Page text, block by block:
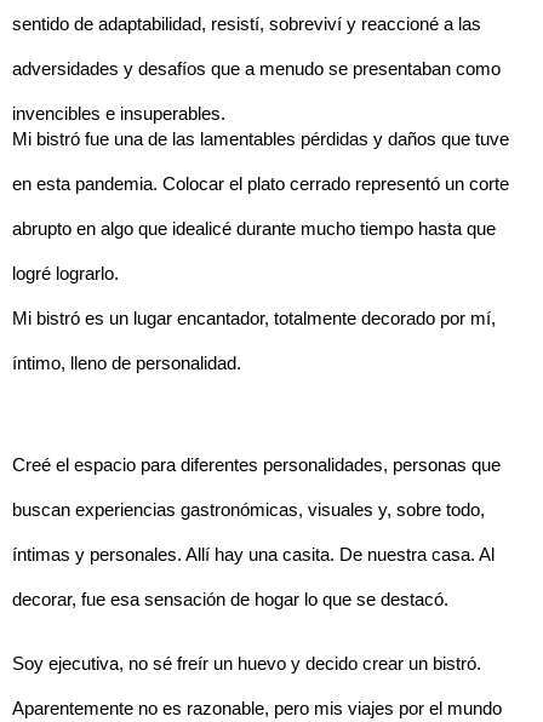
sentido de adaptabilidad, resistí, sobreviví y reaccioné a las
adversidades y desafíos que a menudo se presentaban como
invencibles e insuperables.
Mi bistró fue una de las lamentables pérdidas y daños que tuve
en esta pandemia. Colocar el plato cerrado representó un corte
abrupto en algo que idealicé durante mucho tiempo hasta que
logré lograrlo.
Mi bistró es un lugar encantador, totalmente decorado por mí,
íntimo, lleno de personalidad.
Creé el espacio para diferentes personalidades, personas que
buscan experiencias gastronómicas, visuales y, sobre todo,
íntimas y personales. Allí hay una casita. De nuestra casa. Al
decorar, fue esa sensación de hogar lo que se destacó.
Soy ejecutiva, no sé freír un huevo y decido crear un bistró.
Aparentemente no es razonable, pero mis viajes por el mundo